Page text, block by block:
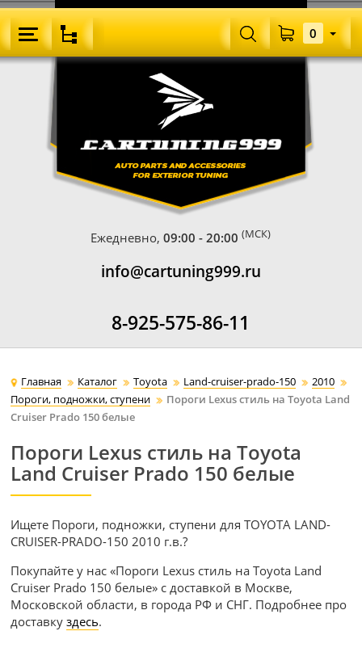
Ежедневно,09:00 - 20:00 (МСК)
info@cartuning999.ru
8-925-575-86-11
0
Главная Каталог Toyota Land-cruiser-prado-150
2010
Пороги, подножки, ступени
Пороги Lexus стиль на Toyota Land
Cruiser Prado 150 белые
Пороги Lexus стиль на Toyota
Land Cruiser Prado 150 белые
Ищете Пороги, подножки, ступени для TOYOTA LAND-
CRUISER-PRADO-150 2010 г.в.?
Покупайте у нас «Пороги Lexus стиль на Toyota Land
Cruiser Prado 150 белые» с доставкой в Москве,
Московской области, в города РФ и СНГ. Подробнее про
доставкуздесь.